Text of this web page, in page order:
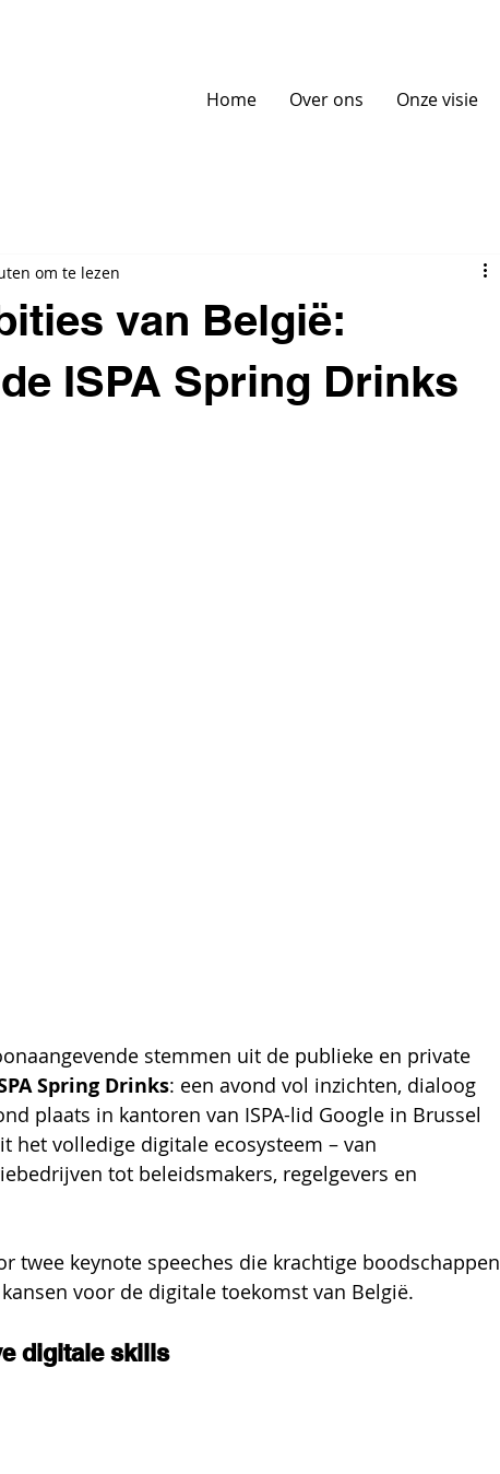
Home Over ons Onze visie
van België:
ISPA Spring Drinks
om te lezen
stemmen uit de publieke en private
Spring Drinks: een avond vol inzichten, dialoog
plaats in kantoren van ISPA-lid Google in Brussel
het volledige digitale ecosysteem – van
tot beleidsmakers, regelgevers en
twee keynote speeches die krachtige boodschappen
voor de digitale toekomst van België.
digitale skills